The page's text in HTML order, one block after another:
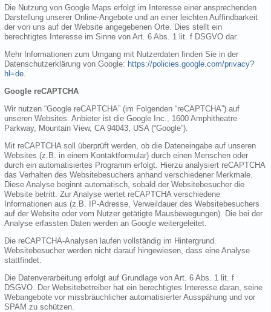
Die Nutzung von Google Maps erfolgt im Interesse einer ansprechenden
Darstellung unserer Online-Angebote und an einer leichten Auffindbarkeit
der von uns auf der Website angegebenen Orte. Dies stellt ein
berechtigtes Interesse im Sinne von Art. 6 Abs. 1 lit. f DSGVO dar.
Mehr Informationen zum Umgang mit Nutzerdaten finden Sie in der
Datenschutzerklärung von Google: https://policies.google.com/privacy?
hl=de
Google reCAPTCHA
Wir nutzen “Google reCAPTCHA” (im Folgenden “reCAPTCHA”) auf
unseren Websites. Anbieter ist die Google Inc., 1600 Amphitheatre
Parkway, Mountain View, CA 94043, USA (“Google”).
Mit reCAPTCHA soll überprüft werden, ob die Dateneingabe auf unseren
Websites (z.B. in einem Kontaktformular) durch einen Menschen oder
durch ein automatisiertes Programm erfolgt. Hierzu analysiert reCAPTCHA
das Verhalten des Websitebesuchers anhand verschiedener Merkmale.
Diese Analyse beginnt automatisch, sobald der Websitebesucher die
Website betritt. Zur Analyse wertet reCAPTCHA verschiedene
Informationen aus (z.B. IP-Adresse, Verweildauer des Websitebesuchers
auf der Website oder vom Nutzer getätigte Mausbewegungen). Die bei der
Analyse erfassten Daten werden an Google weitergeleitet.
Die reCAPTCHA-Analysen laufen vollständig im Hintergrund.
Websitebesucher werden nicht darauf hingewiesen, dass eine Analyse
stattfindet.
Die Datenverarbeitung erfolgt auf Grundlage von Art. 6 Abs. 1 lit. f
DSGVO. Der Websitebetreiber hat ein berechtigtes Interesse daran, seine
Webangebote vor missbräuchlicher automatisierter Ausspähung und vor
SPAM zu schützen.